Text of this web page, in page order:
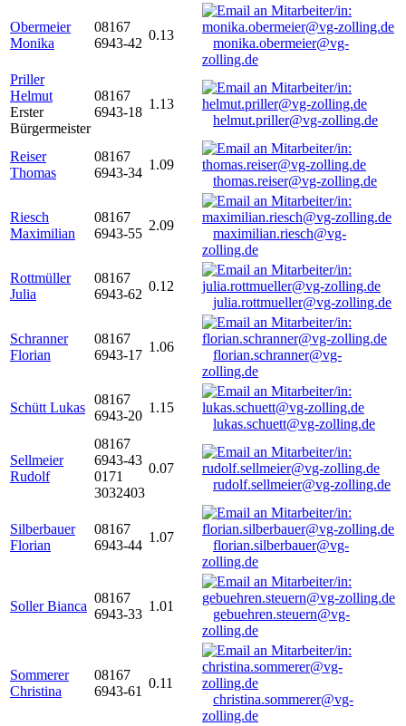
Obermeier
Monika
08167
6943-42
0.13
monika.obermeier@vg-
zolling.de
Priller
Helmut
Erster
Bürgermeister
08167
6943-18
1.13
helmut.priller@vg-zolling.de
Reiser
Thomas
08167
6943-34
1.09
thomas.reiser@vg-zolling.de
Riesch
Maximilian
08167
6943-55
2.09
maximilian.riesch@vg-
zolling.de
Rottmüller
Julia
08167
6943-62
0.12
julia.rottmueller@vg-zolling.de
Schranner
Florian
08167
6943-17
1.06
florian.schranner@vg-
zolling.de
Schütt Lukas
08167
6943-20
1.15
lukas.schuett@vg-zolling.de
Sellmeier
Rudolf
08167
6943-43
0171
3032403
0.07
rudolf.sellmeier@vg-zolling.de
Silberbauer
Florian
08167
6943-44
1.07
florian.silberbauer@vg-
zolling.de
Soller Bianca
08167
6943-33
1.01
gebuehren.steuern@vg-
zolling.de
Sommerer
Christina
08167
6943-61
0.11
christina.sommerer@vg-
zolling.de